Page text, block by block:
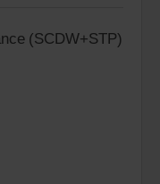
(SCDW+STP)